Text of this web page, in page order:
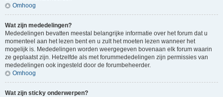
Omhoog
Wat zijn mededelingen?
Mededelingen bevatten meestal belangrijke informatie over het forum dat u
momenteel aan het lezen bent en u zult het moeten lezen wanneer het
mogelijk is. Mededelingen worden weergegeven bovenaan elk forum waarin
ze geplaatst zijn. Hetzelfde als met forummededelingen zijn permissies van
mededelingen ook ingesteld door de forumbeheerder.
Omhoog
Wat zijn sticky onderwerpen?